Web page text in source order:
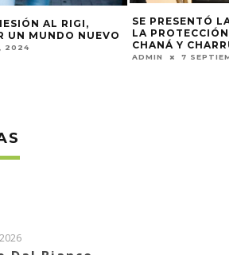
AL RIGI,
UN MUNDO NUEVO
2024
SE PRESENTÓ LA
LA PROTECCIÓN
CHANÁ Y
ADMIN 7